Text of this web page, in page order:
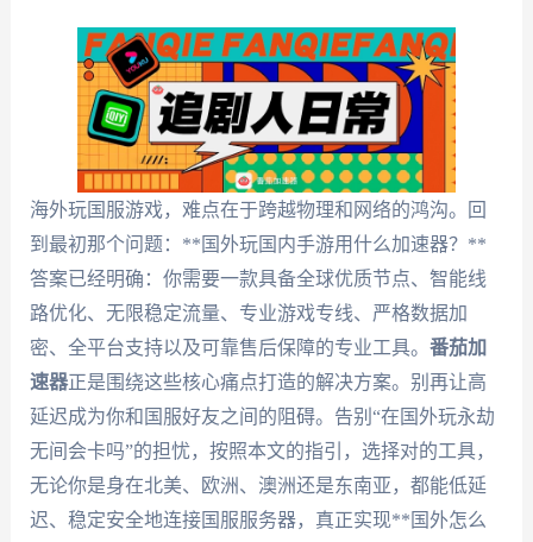
海外玩国服游戏，难点在于跨越物理和网络的鸿沟。回
到最初那个问题：**国外玩国内手游用什么加速器？**
答案已经明确：你需要一款具备全球优质节点、智能线
路优化、无限稳定流量、专业游戏专线、严格数据加
密、全平台支持以及可靠售后保障的专业工具。 番茄加
速器正是围绕这些核心痛点打造的解决方案。别再让高
延迟成为你和国服好友之间的阻碍。告别“在国外玩永劫
无间会卡吗”的担忧，按照本文的指引，选择对的工具，
无论你是身在北美、欧洲、澳洲还是东南亚，都能低延
迟、稳定安全地连接国服服务器，真正实现**国外怎么